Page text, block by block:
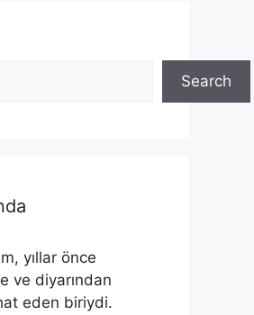
Search
yıllar önce
ve diyarından
eden biriydi.